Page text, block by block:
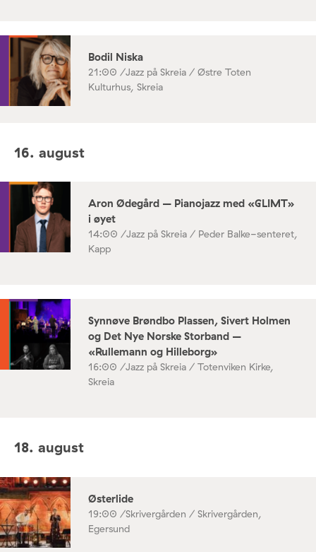
Bodil Niska
21:00 /Jazz på Skreia / Østre Toten
Kulturhus, Skreia
16. august
Aron Ødegård – Pianojazz med «GLIMT»
i øyet
14:00 /Jazz på Skreia / Peder Balke-senteret,
Kapp
Synnøve Brøndbo Plassen, Sivert Holmen
og Det Nye Norske Storband –
«Rullemann og Hilleborg»
16:00 /Jazz på Skreia / Totenviken Kirke,
Skreia
18. august
Østerlide
19:00 /Skrivergården / Skrivergården,
Egersund